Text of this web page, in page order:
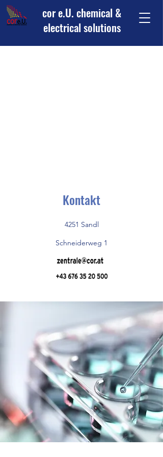
cor e.U. chemical &
electrical solutions
Kontakt
4251 Sandl
Schneiderweg 1